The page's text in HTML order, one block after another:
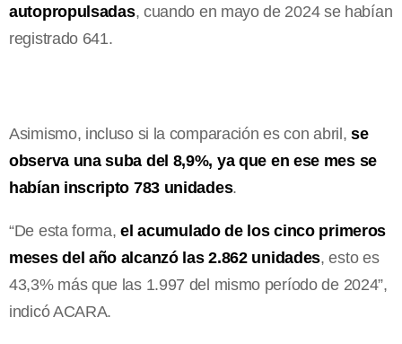
autopropulsadas, cuando en mayo de 2024 se habían
registrado 641.
Asimismo, incluso si la comparación es con abril, se
observa una suba del 8,9%, ya que en ese mes se
habían inscripto 783 unidades.
“De esta forma,el acumulado de los cinco primeros
meses del año alcanzó las 2.862 unidades, esto es
43,3% más que las 1.997 del mismo período de 2024”,
indicó ACARA.